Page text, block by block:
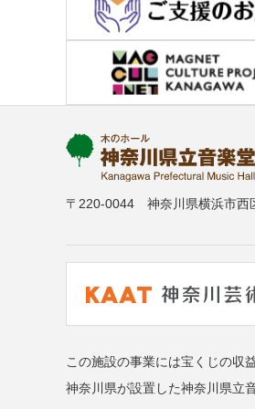
〒220-0044 神奈川県横浜市西
この施設の事業には宝くじの収
神奈川県が設置した神奈川県立